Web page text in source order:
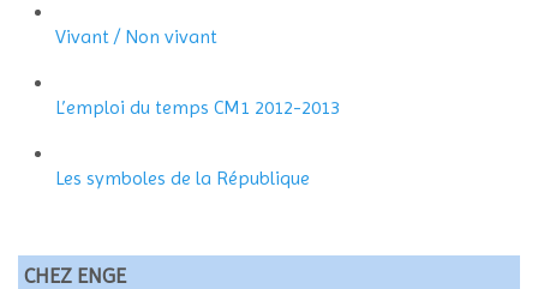
Vivant / Non vivant
L’emploi du temps CM1 2012-2013
Les symboles de la République
CHEZ ENGE